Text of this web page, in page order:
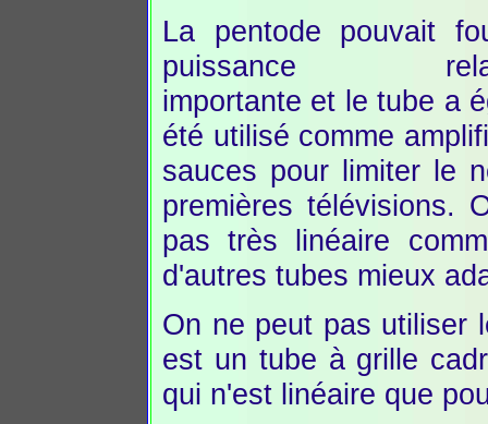
La pentode pouvait
puissance
importante et le tube a
été utilisé comme
sauces pour limiter le
premières télévisions.
pas très linéaire
d'autres tubes mieux
On ne peut pas utiliser
est un tube à grille
qui n'est linéaire que